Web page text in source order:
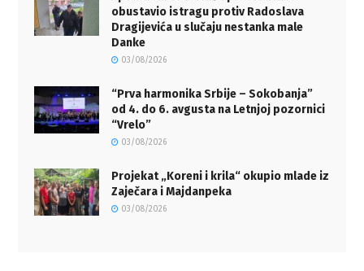
obustavio istragu protiv Radoslava
Dragijevića u slučaju nestanka male
Danke
03/08/2026
“Prva harmonika Srbije – Sokobanja”
od 4. do 6. avgusta na Letnjoj pozornici
“Vrelo”
03/08/2026
Projekat „Koreni i krila“ okupio mlade iz
Zaječara i Majdanpeka
03/08/2026